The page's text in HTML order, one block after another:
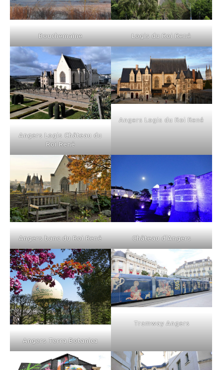
Bouchemaine Logis du Roi René
Angers Logis Château du
Roi René
Angers Logis du Roi René
Angers banc du Roi René Château d'Angers
Angers Terra Botanica
Tramway Angers